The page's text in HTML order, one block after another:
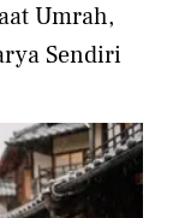
Umrah,
Sendiri